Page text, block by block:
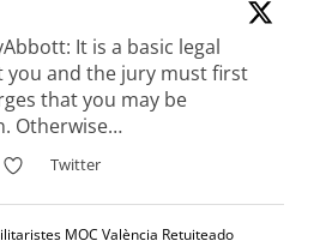
It is a basic legal
you and the jury must first
that you may be
Otherwise…
Twitter
MOC València Retuiteado